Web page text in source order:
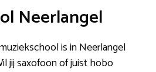
Neerlangel
is in Neerlangel
jij saxofoon of juist hobo